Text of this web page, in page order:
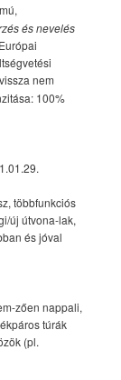
és nevelés
nem
100%
többfunkciós
új útvona-lak,
és jóval
zően nappali,
túrák
(pl.